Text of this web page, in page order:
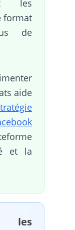
les
format
de
aide
et la
les